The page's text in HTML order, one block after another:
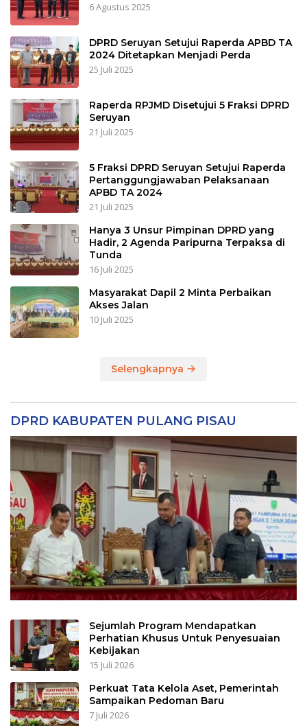
6 Agustus 2025
DPRD Seruyan Setujui Raperda APBD TA
2024 Ditetapkan Menjadi Perda
25 Juli 2025
Raperda RPJMD Disetujui 5 Fraksi DPRD
Seruyan
21 Juli 2025
5 Fraksi DPRD Seruyan Setujui Raperda
Pertanggungjawaban Pelaksanaan
APBD TA 2024
21 Juli 2025
Hanya 3 Unsur Pimpinan DPRD yang
Hadir, 2 Agenda Paripurna Terpaksa di
Tunda
16 Juli 2025
Masyarakat Dapil 2 Minta Perbaikan
Akses Jalan
10 Juli 2025
Selengkapnya
DPRD KABUPATEN PULANG PISAU
Sejumlah Program Mendapatkan
Perhatian Khusus Untuk Penyesuaian
Kebijakan
15 Juli 2026
Perkuat Tata Kelola Aset, Pemerintah
Sampaikan Pedoman Baru
7 Juli 2026